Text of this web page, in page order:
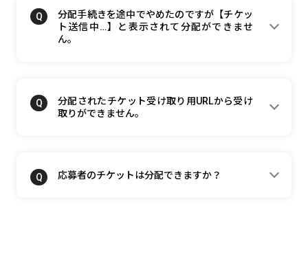
分配手続きを途中でやめたのですが【チケッ
ト送信中…】と表示されて分配ができませ
ん。
分配されたチケット受け取り用URLから受け
取りができません。
応募者のチケットは分配できますか？